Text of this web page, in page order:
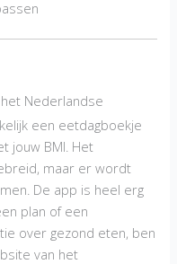
Nederlandse
een eetdagboekje
jouw BMI. Het
maar er wordt
De app is heel erg
plan of een
over gezond eten, ben
van het